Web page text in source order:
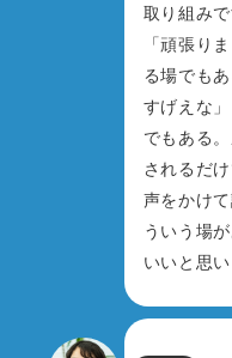
取り組みで
「頑張り
る場でも
すげえな
でもある
されるだ
声をかけ
ういう場
いいと思い